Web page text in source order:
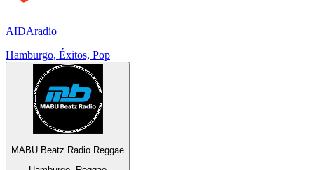
AIDAradio
Hamburgo, Éxitos, Pop
MABU Beatz Radio Reggae